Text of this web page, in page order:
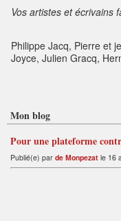
Vos artistes et écrivains
Philippe Jacq, Pierre et
Joyce, Julien Gracq,
Mon blog
Pour une plateforme
Publié(e) par de Monpezat le 16